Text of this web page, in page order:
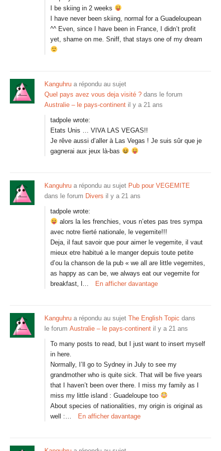
I be skiing in 2 weeks
I have never been skiing, normal for a Guadeloupean
^^ Even, since I have been in France, I didn’t profit
yet, shame on me. Sniff, that stays one of my dream
Kanguhru a répondu au sujet
Quel pays avez vous deja visité ? dans le forum
Australie – le pays-continent il y a 21 ans
tadpole wrote:
Etats Unis … VIVA LAS VEGAS!!
Je rêve aussi d’aller à Las Vegas ! Je suis sûr que je
gagnerai aux jeux là-bas
Kanguhru a répondu au sujet Pub pour VEGEMITE
dans le forum Divers il y a 21 ans
tadpole wrote:
alors la les frenchies, vous n’etes pas tres sympa
avec notre fierté nationale, le vegemite!!!
Deja, il faut savoir que pour aimer le vegemite, il vaut
mieux etre habitué a le manger depuis toute petite
d’ou la chanson de la pub « we all are little vegemites,
as happy as can be, we always eat our vegemite for
breakfast, l…
En afficher davantage
Kanguhru a répondu au sujet The English Topic dans
le forum Australie – le pays-continent il y a 21 ans
To many posts to read, but I just want to insert myself
in here.
Normally, I’ll go to Sydney in July to see my
grandmother who is quite sick. That will be five years
that I haven’t been over there. I miss my family as I
miss my little island : Guadeloupe too
About species of nationalities, my origin is original as
well :…
En afficher davantage